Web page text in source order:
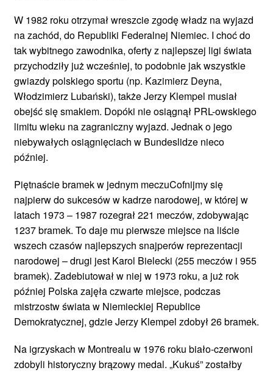
W 1982 roku otrzymał wreszcie zgodę władz na wyjazd
na zachód, do Republiki Federalnej Niemiec. I choć do
tak wybitnego zawodnika, oferty z najlepszej ligi świata
przychodziły już wcześniej, to podobnie jak wszystkie
gwiazdy polskiego sportu (np. Kazimierz Deyna,
Włodzimierz Lubański), także Jerzy Klempel musiał
obejść się smakiem. Dopóki nie osiągnął PRL-owskiego
limitu wieku na zagraniczny wyjazd. Jednak o jego
niebywałych osiągnięciach w Bundeslidze nieco
później.
Piętnaście bramek w jednym meczuCofnijmy się
najpierw do sukcesów w kadrze narodowej, w której w
latach 1973 – 1987 rozegrał 221 meczów, zdobywając
1237 bramek. To daje mu pierwsze miejsce na liście
wszech czasów najlepszych snajperów reprezentacji
narodowej – drugi jest Karol Bielecki (255 meczów i 955
bramek). Zadebiutował w niej w 1973 roku, a już rok
później Polska zajęła czwarte miejsce, podczas
mistrzostw świata w Niemieckiej Republice
Demokratycznej, gdzie Jerzy Klempel zdobył 26 bramek.
Na igrzyskach w Montrealu w 1976 roku biało-czerwoni
zdobyli historyczny brązowy medal. „Kukuś” zostałby